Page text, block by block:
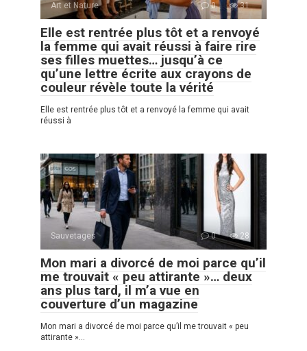
Art et Nature 0 31
Elle est rentrée plus tôt et a renvoyé
la femme qui avait réussi à faire rire
ses filles muettes… jusqu’à ce
qu’une lettre écrite aux crayons de
couleur révèle toute la vérité
Elle est rentrée plus tôt et a renvoyé la femme qui avait
réussi à
Sauvetages 0 28
Mon mari a divorcé de moi parce qu’il
me trouvait « peu attirante »… deux
ans plus tard, il m’a vue en
couverture d’un magazine
Mon mari a divorcé de moi parce qu’il me trouvait « peu
attirante »…